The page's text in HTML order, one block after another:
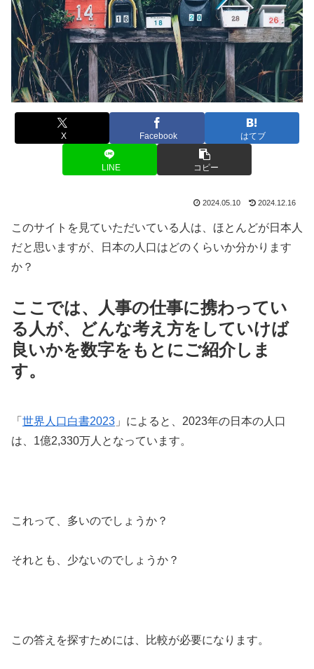
X Facebook はてブ
LINE コピー
2024.05.10 2024.12.16
このサイトを見ていただいている人は、ほとんどが日本人
だと思いますが、日本の人口はどのくらいか分かります
か？
ここでは、人事の仕事に携わってい
る人が、どんな考え方をしていけば
良いかを数字をもとにご紹介しま
す。
「 世界人口白書2023 」によると、2023年の日本の人口
は、1億2,330万人となっています。
これって、多いのでしょうか？
それとも、少ないのでしょうか？
この答えを探すためには、比較が必要になります。